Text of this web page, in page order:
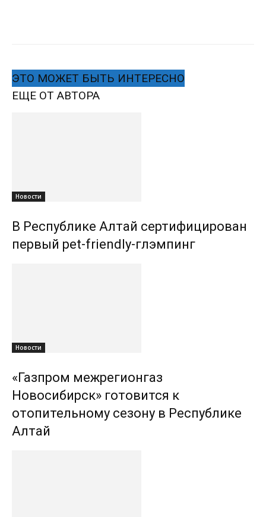
ЭТО МОЖЕТ БЫТЬ ИНТЕРЕСНО
ЕЩЕ ОТ АВТОРА
Новости
В Республике Алтай сертифицирован
первый pet-friendly-глэмпинг
Новости
«Газпром межрегионгаз
Новосибирск» готовится к
отопительному сезону в Республике
Алтай